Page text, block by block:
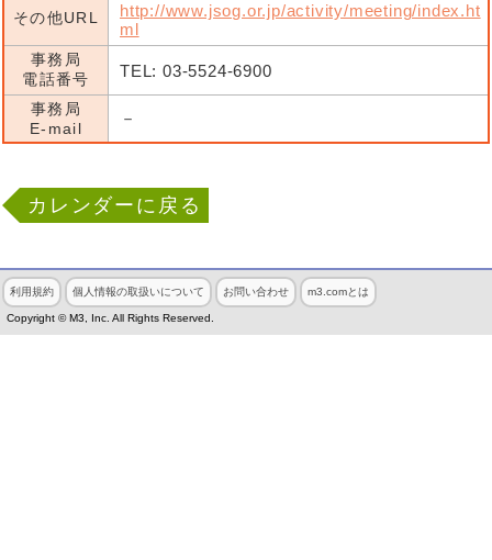
その他URL
http://www.jsog.or.jp/activity/meeting/index.ht
ml
事務局
電話番号
TEL: 03-5524-6900
事務局
E-mail
－
カレンダーに戻る
利用規約 個人情報の取扱いについて お問い合わせ m3.comとは
Copyright © M3, Inc. All Rights Reserved.